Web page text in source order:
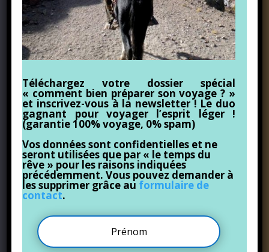
Téléchargez votre dossier spécial
« comment bien préparer son voyage ? »
et inscrivez-vous à la newsletter ! Le duo
gagnant pour voyager l’esprit léger !
(garantie 100% voyage, 0% spam)
Vos données sont confidentielles et ne
seront utilisées que par « le temps du
rêve » pour les raisons indiquées
précédemment. Vous pouvez demander à
les supprimer grâce au formulaire de
contact.